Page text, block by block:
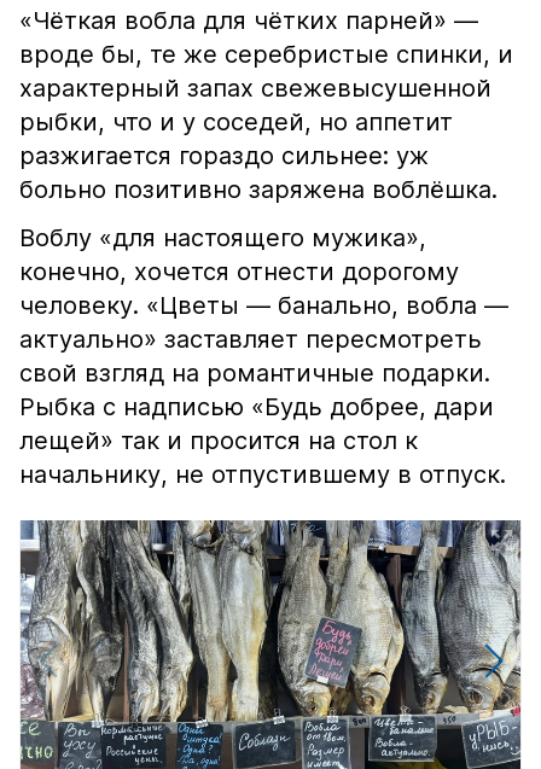
«Чёткая вобла для чётких парней» —
вроде бы, те же серебристые спинки, и
характерный запах свежевысушенной
рыбки, что и у соседей, но аппетит
разжигается гораздо сильнее: уж
больно позитивно заряжена воблёшка.
Воблу «для настоящего мужика»,
конечно, хочется отнести дорогому
человеку. «Цветы — банально, вобла —
актуально» заставляет пересмотреть
свой взгляд на романтичные подарки.
Рыбка с надписью «Будь добрее, дари
лещей» так и просится на стол к
начальнику, не отпустившему в отпуск.